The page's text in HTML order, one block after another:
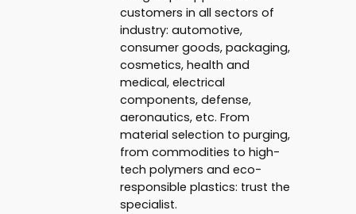
customers in all sectors of
industry: automotive,
consumer goods, packaging,
cosmetics, health and
medical, electrical
components, defense,
aeronautics, etc. From
material selection to purging,
from commodities to high-
tech polymers and eco-
responsible plastics: trust the
specialist.